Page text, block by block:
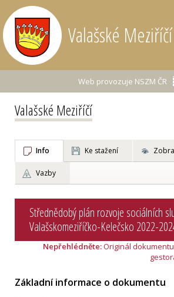
Valašské Meziříčí
Web provozuje NSZM ČR
Valašské Meziříčí
Info Ke stažení
Vazby
Střednědobý plán rozvoje sociálních
Valašskomeziříčko-Kelečsko 2022-
Nepřehlédněte:Originál
Základní informace o dokumentu